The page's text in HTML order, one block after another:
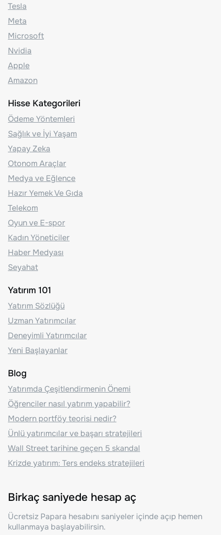
Tesla
Meta
Microsoft
Nvidia
Apple
Amazon
Hisse Kategorileri
Ödeme Yöntemleri
Sağlık ve İyi Yaşam
Yapay Zeka
Otonom Araçlar
Medya ve Eğlence
Hazır Yemek Ve Gıda
Telekom
Oyun ve E-spor
Kadın Yöneticiler
Haber Medyası
Seyahat
Yatırım 101
Yatırım Sözlüğü
Uzman Yatırımcılar
Deneyimli Yatırımcılar
Yeni Başlayanlar
Blog
Yatırımda Çeşitlendirmenin Önemi
Öğrenciler nasıl yatırım yapabilir?
Modern portföy teorisi nedir?
Ünlü yatırımcılar ve başarı stratejileri
Wall Street tarihine geçen 5 skandal
Krizde yatırım: Ters endeks stratejileri
Birkaç saniyede hesap aç
Ücretsiz Papara hesabını saniyeler içinde açıp hemen
kullanmaya başlayabilirsin.